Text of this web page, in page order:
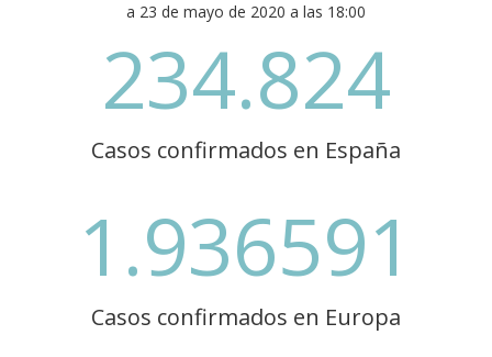
a 23 de mayo de 2020 a las 18:00
234.824
Casos confirmados en España
1.936591
Casos confirmados en Europa